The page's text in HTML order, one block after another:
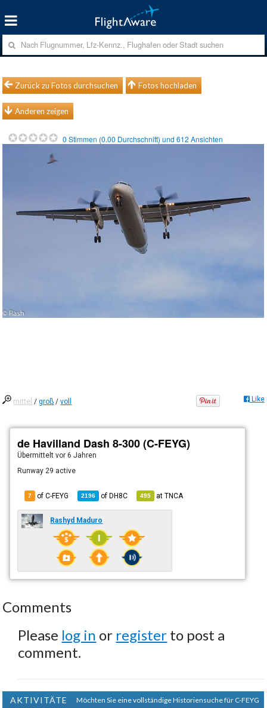
Zurück zu Fotos durchsuchen Fotos hochladen
Anderen zeigen
0 Stimmen (0.00 Durchschnitt) und612 Ansichten
mittel /groß /voll Like
de Havilland Dash 8-300 (C-FEYG)
Übermitteltvor 6 Jahren
Runway 29 active
7 of C-FEYG 2196 ofDH8C 495 atTNCA
Rashyd Maduro
Comments
Please log in or register to post a
comment.
AKTIVITÄTE
Möchten Sie eine vollständige Historiensuche für C-FEYG